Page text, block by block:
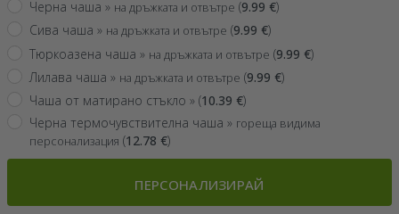
Черна чаша » на дръжката и отвътре (9.99 €)
Сива чаша » на дръжката и отвътре (9.99 €)
Тюркоазена чаша » на дръжката и отвътре (9.99 €)
Лилава чаша » на дръжката и отвътре (9.99 €)
Чаша от матирано стъкло » (10.39 €)
Черна термочувствителна чаша » гореща видима
персонализация (12.78 €)
ПЕРСОНАЛИЗИРАЙ